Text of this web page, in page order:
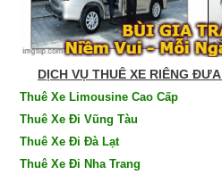
DỊCH VỤ THUÊ XE RIÊNG
Thuê Xe Limousine Cao Cấp
Thuê Xe Đi Vũng Tàu
Thuê Xe Đi Đà Lạt
Thuê Xe Đi Nha Trang